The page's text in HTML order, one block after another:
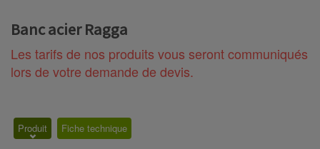
Banc acier Ragga
Les tarifs de nos produits vous seront communiqués
lors de votre demande de devis.
Produit Fiche technique